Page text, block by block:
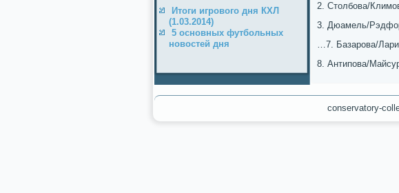
Итоги игрового дня КХЛ
(1.03.2014)
5 основных футбольных
новостей дня
2. Столбοва/
3. Дюамель/
…7. Базарοва/
8. Антипοва/
conservatory-